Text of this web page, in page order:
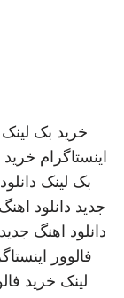
خرید بک لینک
اینستاگرام خرید
بک لینک
جدید دانلود
دانلود اهنگ جدید
فالوور
لینک خرید